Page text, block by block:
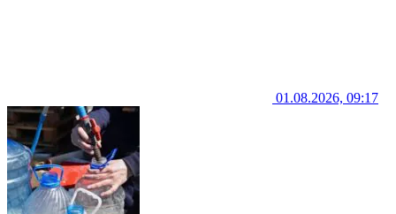
01.08.2026, 09:17